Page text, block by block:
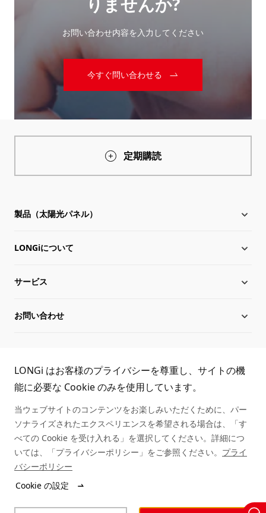
お問い合わせ内容を入力してください
今すぐ問い合わせる
定期購読
製品（太陽光パネル）
太陽電池モジュール
Hi-MO X10
Hi-MO 7
LONGiについて
LONGiについて
沿革
役員一覧
持続可能な発展
キャリア
ニュース
サービス
ダウンロード
シリアル番号照会
アフターサービス
お問い合わせ
取扱商社一覧
TEL:
03-6459-0528
LONGi はお客様のプライバシーを尊重し、サイトの機
能に必要な Cookie のみを使用しています。
当ウェブサイトのコンテンツをお楽しみいただくために、パー
ソナライズされたエクスペリエンスを希望される場合は、「す
べての Cookie を受け入れる」を選択してください。詳細につ
いては、「プライバシーポリシー」をご参照ください。 プライ
バシーポリシー
Cookie の設定